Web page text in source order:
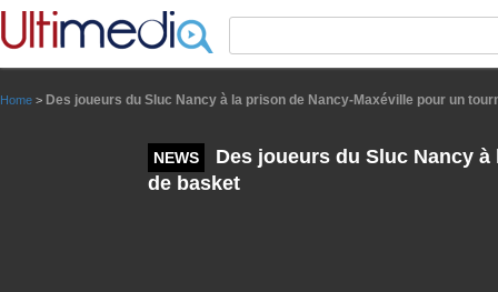
Home > Des joueurs du Sluc Nancy à la prison de Nancy-Maxéville pour un
NEWS
Des joueurs du Sluc Nancy
de basket
Panneau de gestion des cookies